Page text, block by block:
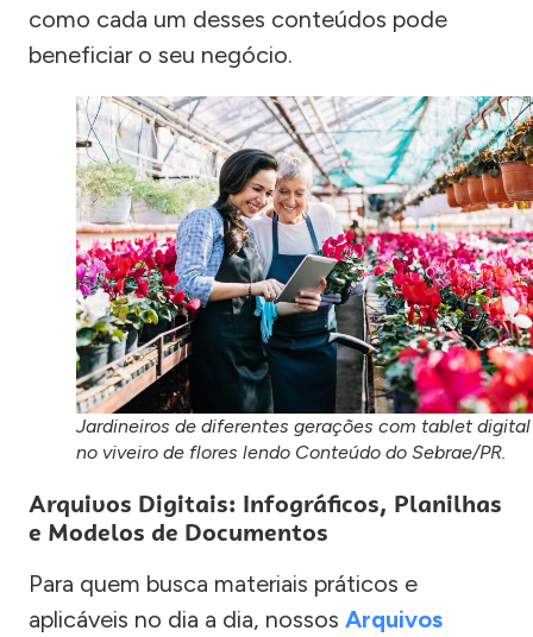
como cada um desses conteúdos pode
beneficiar o seu negócio.
Jardineiros de diferentes gerações com tablet digital
no viveiro de flores lendo Conteúdo do Sebrae/PR.
Arquivos Digitais: Infográficos, Planilhas
e Modelos de Documentos
Para quem busca materiais práticos e
aplicáveis no dia a dia, nossos Arquivos